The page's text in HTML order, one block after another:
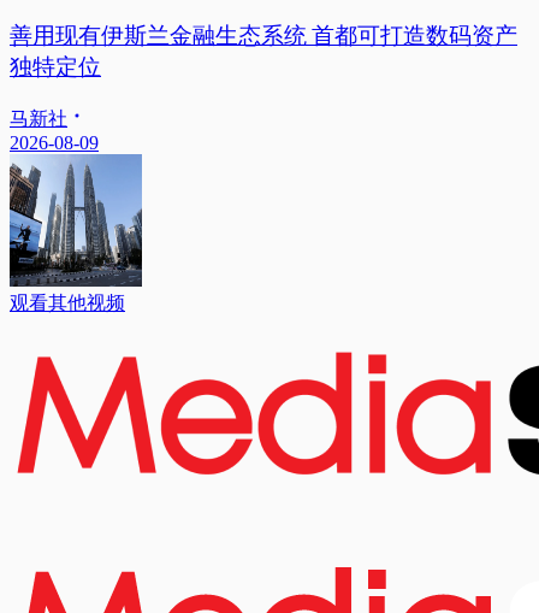
善用现有伊斯兰金融生态系统 首都可打造数码资产
独特定位
马新社
2026-08-09
观看其他视频